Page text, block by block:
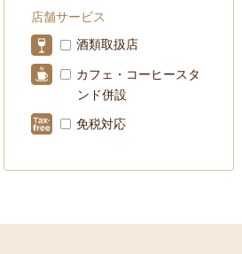
店舗サービス
酒類取扱店
カフェ・コーヒースタ
ンド併設
免税対応